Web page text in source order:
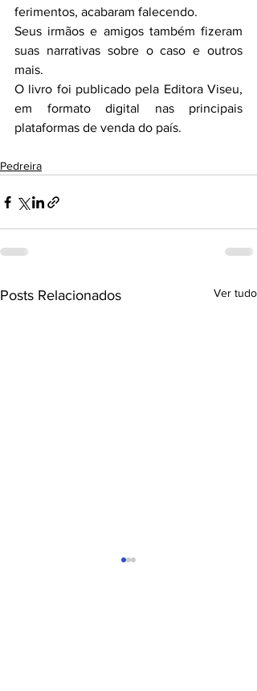
ferimentos, acabaram falecendo.
Seus irmãos e amigos também fizeram
suas narrativas sobre o caso e outros
mais.
O livro foi publicado pela Editora Viseu,
em formato digital nas principais
plataformas de venda do país.
Pedreira
Posts Relacionados Ver tudo